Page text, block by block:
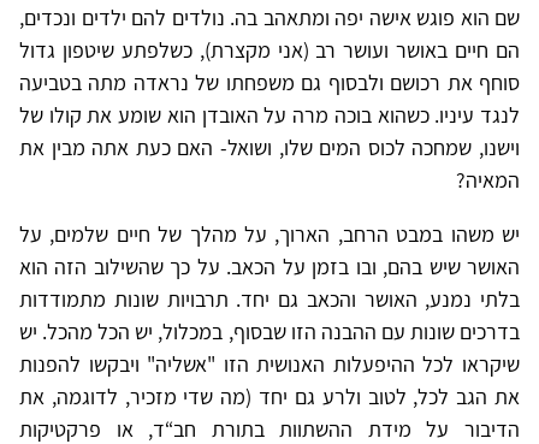
שם הוא פוגש אישה יפה ומתאהב בה. נולדים להם ילדים ונכדים,
הם חיים באושר ועושר רב (אני מקצרת), כשלפתע שיטפון גדול
סוחף את רכושם ולבסוף גם משפחתו של נראדה מתה בטביעה
לנגד עיניו. כשהוא בוכה מרה על האובדן הוא שומע את קולו של
וישנו, שמחכה לכוס המים שלו, ושואל- האם כעת אתה מבין את
המאיה?
יש משהו במבט הרחב, הארוך, על מהלך של חיים שלמים, על
האושר שיש בהם, ובו בזמן על הכאב. על כך שהשילוב הזה הוא
בלתי נמנע, האושר והכאב גם יחד. תרבויות שונות מתמודדות
בדרכים שונות עם ההבנה הזו שבסוף, במכלול, יש הכל מהכל. יש
שיקראו לכל ההיפעלות האנושית הזו "אשליה" ויבקשו להפנות
את הגב לכל, לטוב ולרע גם יחד (מה שדי מזכיר, לדוגמה, את
הדיבור על מידת ההשתוות בתורת חב“ד, או פרקטיקות